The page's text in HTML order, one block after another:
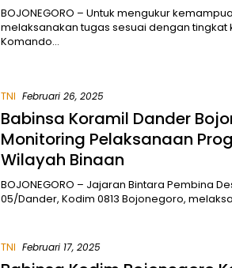
BOJONEGORO – Untuk mengukur
melaksanakan tugas sesuai dengan tingkat
Komando…
TNI Februari 26, 2025
Babinsa Koramil Dander
Monitoring Pelaksanaan
Wilayah Binaan
BOJONEGORO – Jajaran Bintara Pembina
05/Dander, Kodim 0813 Bojonegoro,
TNI Februari 17, 2025